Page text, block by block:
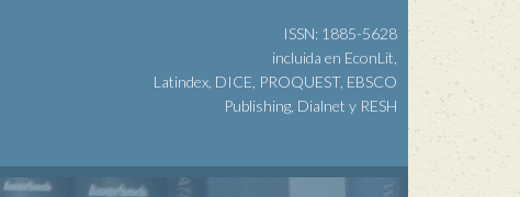
ISSN: 1885-5628
incluida en EconLit,
Latindex, DICE, PROQUEST, EBSCO
Publishing, Dialnet y RESH